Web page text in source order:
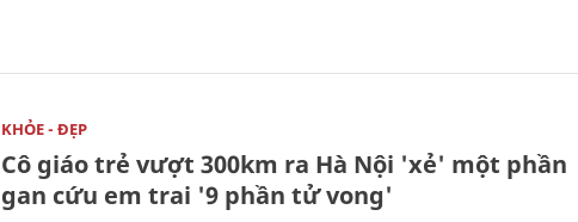
KHỎE - ĐẸP
Cô giáo trẻ vượt 300km ra Hà Nội 'xẻ' một phần
gan cứu em trai '9 phần tử vong'